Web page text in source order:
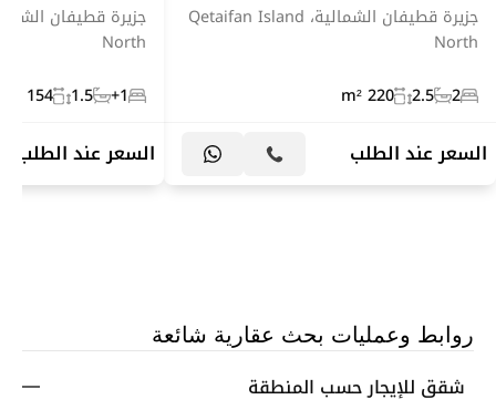
جزيرة قطيفان الشمالية، Qetaifan Island
North
2
2.5
220 m²
السعر عند الطلب
North
1+
1.5
154 m²
السعر عند الطلب
روابط وعمليات بحث عقارية شائعة
شقق للإيجار حسب المنطقة